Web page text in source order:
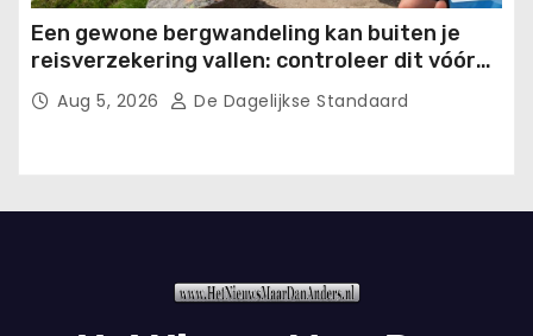
Een gewone bergwandeling kan buiten je
reisverzekering vallen: controleer dit vóór
vertrek.
Aug 5, 2026 De Dagelijkse Standaard